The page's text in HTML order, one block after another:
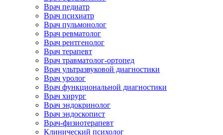
Врач педиатр
Врач психиатр
Врач пульмонолог
Врач ревматолог
Врач рентгенолог
Врач терапевт
Врач травматолог-ортопед
Врач ультразвуковой диагностики
Врач уролог
Врач функциональной диагностики
Врач хирург
Врач эндокринолог
Врач эндоскопист
Врач-физиотерапевт
Клинический психолог